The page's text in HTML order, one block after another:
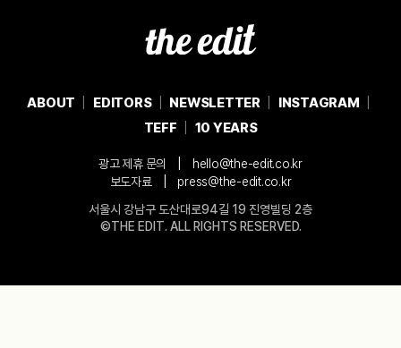
ABOUT EDITORS NEWSLETTER
INSTAGRAM
TEFF
10 YEARS
광고 제휴 문의
hello@the-edit.co.kr
보도자료
press@the-edit.co.kr
서울시 강남구 도산대로94길 19 진영빌딩 2층
©THE EDIT. ALL RIGHTS RESERVED.